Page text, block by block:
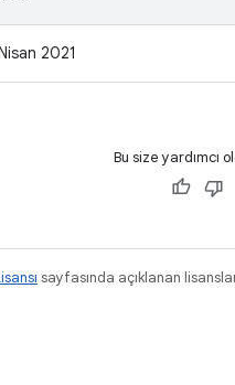
2021
Bu size yardımcı
sayfasında açıklanan